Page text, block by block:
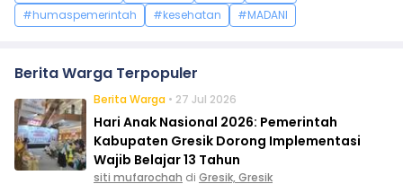
#humaspemerintah
#kesehatan #MADANI
Berita Warga Terpopuler
Berita Warga • 27 Jul 2026
Hari Anak Nasional 2026: Pemerintah
Kabupaten Gresik Dorong Implementasi
Wajib Belajar 13 Tahun
siti mufarochah di Gresik, Gresik